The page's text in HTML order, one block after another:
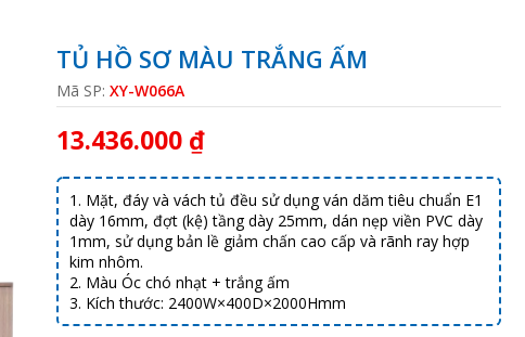
TỦ HỒ SƠ MÀU TRẮNG ẤM
Mã SP: XY-W066A
13.436.000 ₫
1. Mặt, đáy và vách tủ đều sử dụng ván dăm tiêu chuẩn E1
dày 16mm, đợt (kệ) tầng dày 25mm, dán nẹp viền PVC dày
1mm, sử dụng bản lề giảm chấn cao cấp và rãnh ray hợp
kim nhôm.
2. Màu Óc chó nhạt + trắng ấm
3. Kích thước: 2400W×400D×2000Hmm